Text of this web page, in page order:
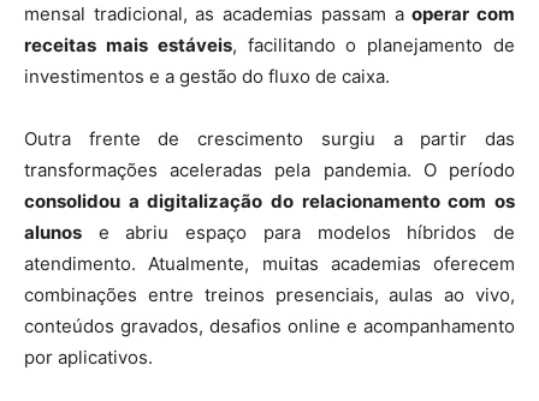
mensal tradicional, as academias passam aoperar com
receitas mais estáveis, facilitando o planejamento de
investimentos e a gestão do fluxo de caixa.
Outra frente de crescimento surgiu a partir das
transformações aceleradas pela pandemia. O período
consolidou a digitalização do relacionamento com os
alunos e abriu espaço para modelos híbridos de
atendimento. Atualmente, muitas academias oferecem
combinações entre treinos presenciais, aulas ao vivo,
conteúdos gravados, desafios online e acompanhamento
por aplicativos.